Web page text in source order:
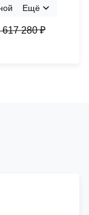
Ещё
617 280 ₽